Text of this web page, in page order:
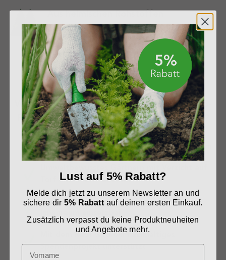
Aus heimischen Rohstoffen
Die Region mit Nadelbäumen, Hecken, Sträuchern und Pflanzen liefert
nachwachsende Rohstoffe. Wir nutzen die kurzen Wege in die Natur.
Warum Presto Humus Nur Abholung - Bio-
Pflanzerde, torffrei, lose gekippt kaufen?
Gute Pflanzenversorgung, sicheres Wachstum
Torf und in Bio-Qualität
Universell für Garten, Balkon und im
Mit dem Kauf wird ein nachhaltiges
Spendenprojekt unterstützt
Lust auf 5% Rabatt?
Melde dich jetzt zu unserem Newsletter an und
sichere dir 5% Rabattauf deinen ersten Einkauf.
Zusätzlich verpasst du keine Produktneuheiten
und Angebote mehr.